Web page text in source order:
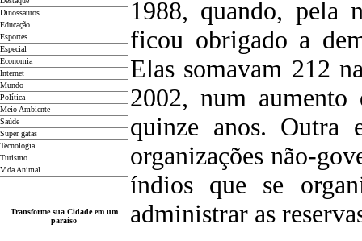
Dinossauros
Educação
Esportes
Especial
Economia
Internet
Mundo
Política
Meio Ambiente
Saúde
Super gatas
Tecnologia
Turismo
Vida Animal
Transforme sua Cidade em um
paraíso
1988, quando, pela
ficou obrigado a
Elas somavam 212
2002, num aumento
quinze anos. Outra
organizações não-
índios que se
administrar as